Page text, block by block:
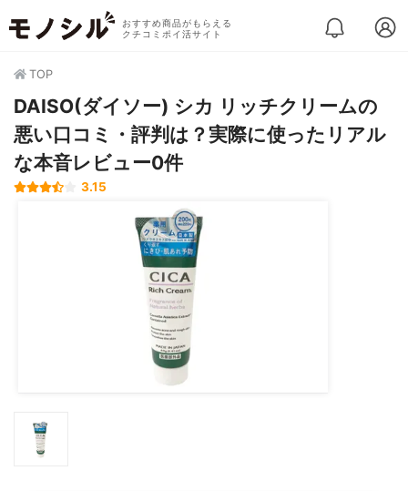
おすすめ商品がもらえる
クチコミポイ活サイト
TOP
DAISO(ダイソー) シカ リッチクリームの
悪い口コミ・評判は？実際に使ったリアル
な本音レビュー0件
3.15